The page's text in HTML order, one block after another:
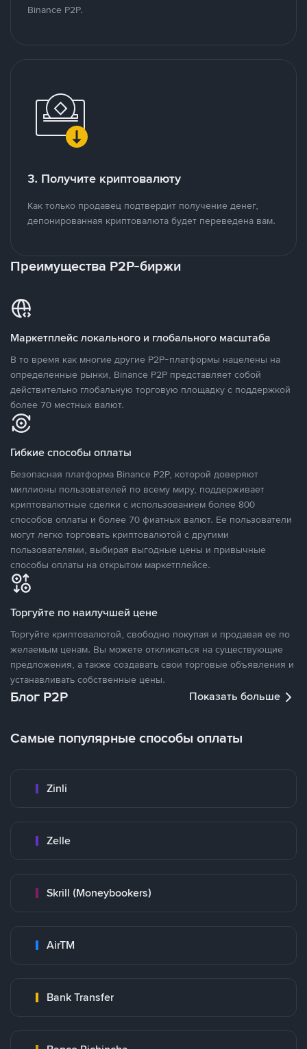
Binance P2P.
3. Получите криптовалюту
Как только продавец подтвердит получение денег,
депонированная криптовалюта будет переведена вам.
Преимущества P2P-биржи
Маркетплейс локального и глобального масштаба
В то время как многие другие P2P-платформы нацелены на
определенные рынки, Binance P2P представляет собой
действительно глобальную торговую площадку с поддержкой
более 70 местных валют.
Гибкие способы оплаты
Безопасная платформа Binance P2P, которой доверяют
миллионы пользователей по всему миру, поддерживает
криптовалютные сделки с использованием более 800
способов оплаты и более 70 фиатных валют. Ее пользователи
могут легко торговать криптовалютой с другими
пользователями, выбирая выгодные цены и привычные
способы оплаты на открытом маркетплейсе.
Торгуйте по наилучшей цене
Торгуйте криптовалютой, свободно покупая и продавая ее по
желаемым ценам. Вы можете откликаться на существующие
предложения, а также создавать свои торговые объявления и
устанавливать собственные цены.
Блог P2P Показать больше
Самые популярные способы оплаты
Zinli
Zelle
Skrill (Moneybookers)
AirTM
Bank Transfer